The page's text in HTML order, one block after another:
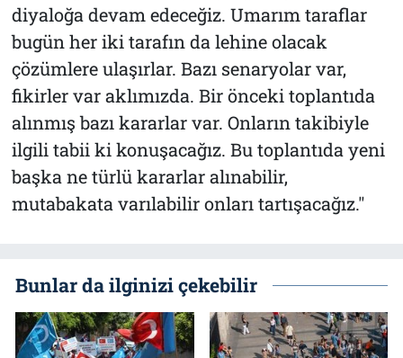
diyaloğa devam edeceğiz. Umarım taraflar
bugün her iki tarafın da lehine olacak
çözümlere ulaşırlar. Bazı senaryolar var,
fikirler var aklımızda. Bir önceki toplantıda
alınmış bazı kararlar var. Onların takibiyle
ilgili tabii ki konuşacağız. Bu toplantıda yeni
başka ne türlü kararlar alınabilir,
mutabakata varılabilir onları tartışacağız."
Bunlar da ilginizi çekebilir